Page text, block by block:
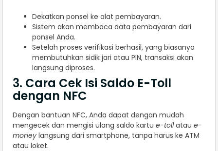
Dekatkan ponsel ke alat pembayaran.
Sistem akan membaca data pembayaran dari
ponsel Anda.
Setelah proses verifikasi berhasil, yang biasanya
membutuhkan sidik jari atau PIN, transaksi akan
langsung diproses.
3. Cara Cek Isi Saldo E-Toll
dengan NFC
Dengan bantuan NFC, Anda dapat dengan mudah
mengecek dan mengisi ulang saldo kartu e-tollatau e-
money langsung dari smartphone, tanpa harus ke ATM
atau loket.